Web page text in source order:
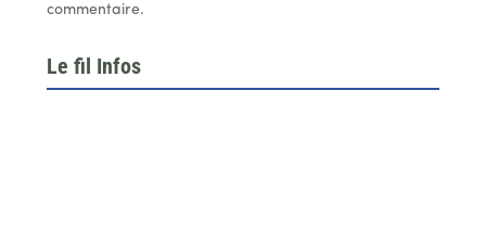
commentaire.
Le fil Infos